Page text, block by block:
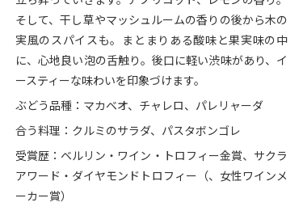
そして、干し草やマッシュルームの香りの後から木の
実風のスパイスも。まとまりある酸味と果実味の中
に、心地良い泡の舌触り。後口に軽い渋味があり、イ
ースティーな味わいを印象づけます。
ぶどう品種：マカベオ、チャレロ、パレリャーダ
合う料理：クルミのサラダ、パスタボンゴレ
受賞歴：ベルリン・ワイン・トロフィー金賞、サクラ
アワード・ダイヤモンドトロフィー（、女性ワインメ
ーカー賞）